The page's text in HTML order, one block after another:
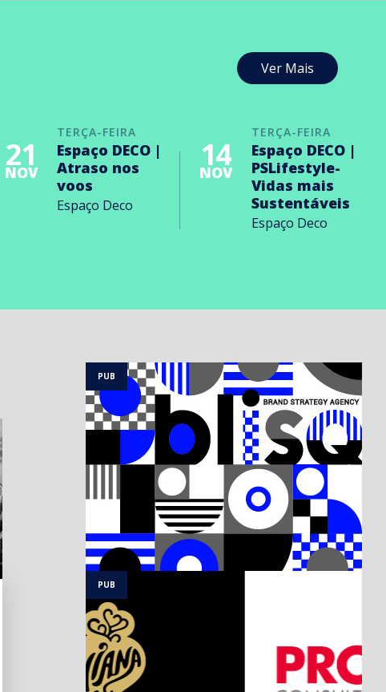
Ver Mais
TERÇA-FEIRA
21
NOV
Espaço DECO |
Atraso nos
voos
Espaço Deco
TERÇA-FEIRA
14
NOV
Espaço DECO |
PSLifestyle-
Vidas mais
Sustentáveis
Espaço Deco